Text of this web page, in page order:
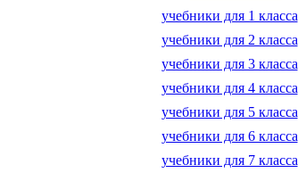
учебники для 1 класса
учебники для 2 класса
учебники для 3 класса
учебники для 4 класса
учебники для 5 класса
учебники для 6 класса
учебники для 7 класса